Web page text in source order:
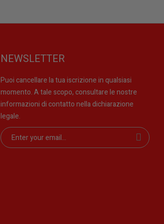
NEWSLETTER
Puoi cancellare la tua iscrizione in qualsiasi
momento. A tale scopo, consultare le nostre
informazioni di contatto nella dichiarazione
legale.